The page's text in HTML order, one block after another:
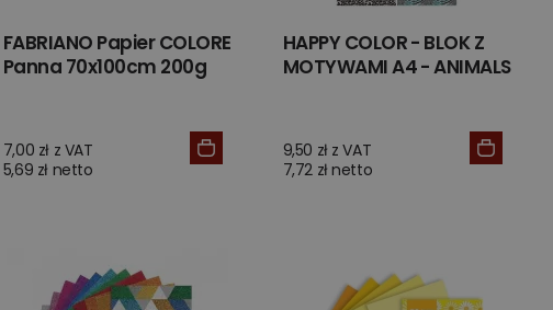
FABRIANO Papier COLORE
Panna 70x100cm 200g
7,00 zł z VAT
5,69 zł netto
HAPPY COLOR - BLOK Z
MOTYWAMI A4 - ANIMALS
9,50 zł z VAT
7,72 zł netto